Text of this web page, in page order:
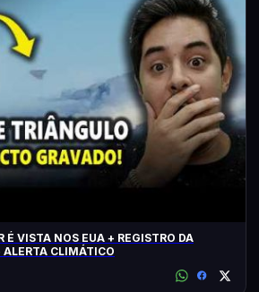
É VISTA NOS EUA + REGISTRO DA
ALERTA CLIMÁTICO